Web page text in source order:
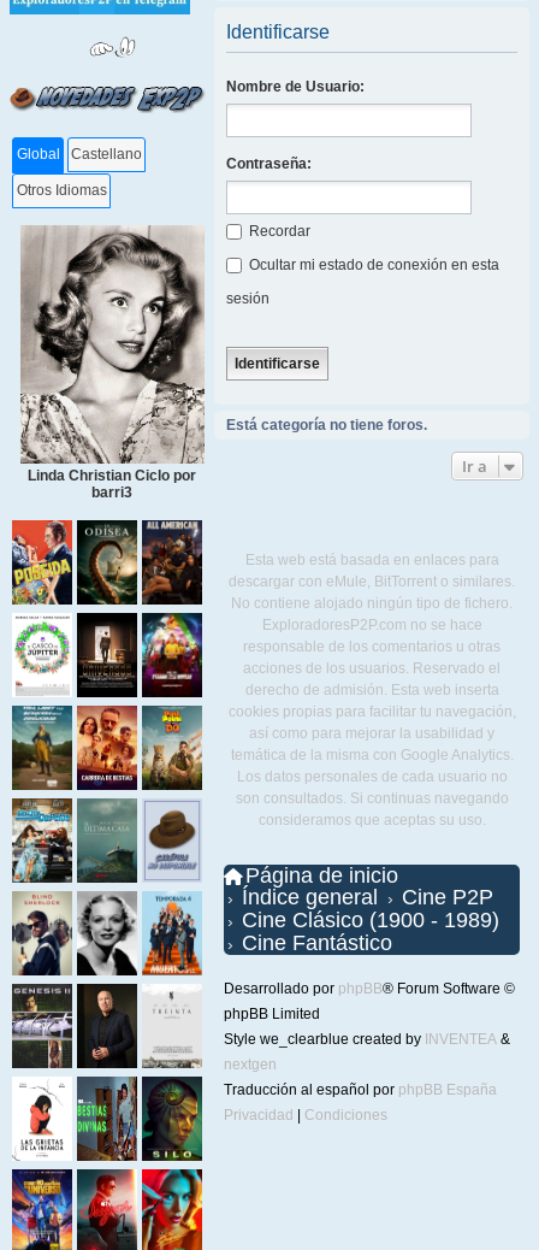
Global Castellano
Otros Idiomas
Linda Christian Ciclo por
barri3
Identificarse
Nombre de Usuario:
Contraseña:
Recordar
Ocultar mi estado de conexión en esta
sesión
Está categoría no tiene foros.
Ir a
Esta web está basada en enlaces para
descargar con eMule, BitTorrent o similares.
No contiene alojado ningún tipo de fichero.
ExploradoresP2P.com no se hace
responsable de los comentarios u otras
acciones de los usuarios. Reservado el
derecho de admisión. Esta web inserta
cookies propias para facilitar tu navegación,
así como para mejorar la usabilidad y
temática de la misma con Google Analytics.
Los datos personales de cada usuario no
son consultados. Si continuas navegando
consideramos que aceptas su uso.
Página de inicio
Índice general
Cine P2P
Cine Clásico (1900 - 1989)
Cine Fantástico
Desarrollado por phpBB® Forum Software ©
phpBB Limited
Style we_clearblue created by INVENTEA &
nextgen
Traducción al español por phpBB España
Privacidad
Condiciones